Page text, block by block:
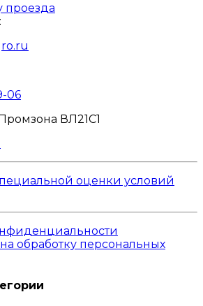
проезда
06
ВЛ21С1
оценки условий
обработку персональных